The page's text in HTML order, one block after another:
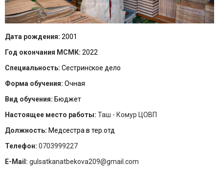
Дата рождения: 2001
Год окончания МСМК: 2022
Специальность: Сестринское дело
Форма обучения: Очная
Вид обучения: Бюджет
Настоящее место работы: Таш - Комур ЦОВП
Должность: Медсестра в тер.отд
Телефон: 0703999227
E-Mail: gulsatkanatbekova209@gmail.com